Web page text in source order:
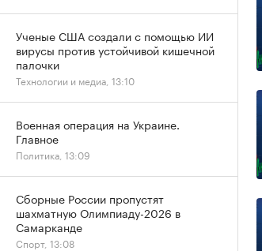
Ученые США создали с помощью ИИ
вирусы против устойчивой кишечной
палочки
Технологии и медиа, 13:10
Военная операция на Украине.
Главное
Политика, 13:09
Сборные России пропустят
шахматную Олимпиаду-2026 в
Самарканде
Спорт, 13:08